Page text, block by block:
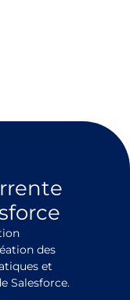
des
et
Salesforce.